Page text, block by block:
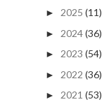
► 2025 (11)
► 2024(36)
► 2023 (54)
► 2022 (36)
► 2021 (53)